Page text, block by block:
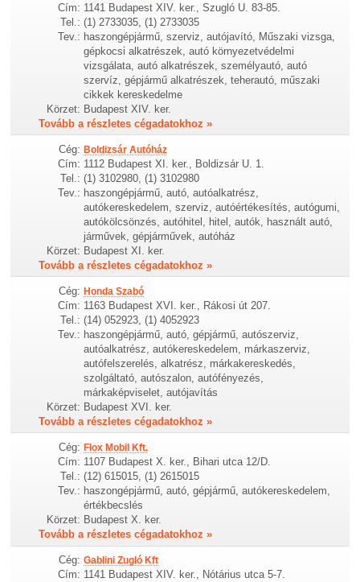
Cím: 1141 Budapest XIV. ker., Szugló U. 83-85.
Tel.: (1) 2733035, (1) 2733035
Tev.: haszongépjármű, szerviz, autójavító, Műszaki vizsga,
gépkocsi alkatrészek, autó környezetvédelmi
vizsgálata, autó alkatrészek, személyautó, autó
szervíz, gépjármű alkatrészek, teherautó, műszaki
cikkek kereskedelme
Körzet: Budapest XIV. ker.
Tovább a részletes cégadatokhoz »
Cég: Boldizsár Autóház
Cím: 1112 Budapest XI. ker., Boldizsár U. 1.
Tel.: (1) 3102980, (1) 3102980
Tev.: haszongépjármű, autó, autóalkatrész,
autókereskedelem, szerviz, autóértékesítés, autógumi,
autókölcsönzés, autóhitel, hitel, autók, használt autó,
járművek, gépjárművek, autóház
Körzet: Budapest XI. ker.
Tovább a részletes cégadatokhoz »
Cég: Honda Szabó
Cím: 1163 Budapest XVI. ker., Rákosi út 207.
Tel.: (14) 052923, (1) 4052923
Tev.: haszongépjármű, autó, gépjármű, autószerviz,
autóalkatrész, autókereskedelem, márkaszerviz,
autófelszerelés, alkatrész, márkakereskedés,
szolgáltató, autószalon, autófényezés,
márkaképviselet, autójavítás
Körzet: Budapest XVI. ker.
Tovább a részletes cégadatokhoz »
Cég: Flox Mobil Kft.
Cím: 1107 Budapest X. ker., Bihari utca 12/D.
Tel.: (12) 615015, (1) 2615015
Tev.: haszongépjármű, autó, gépjármű, autókereskedelem,
értékbecslés
Körzet: Budapest X. ker.
Tovább a részletes cégadatokhoz »
Cég: Gablini Zugló Kft
Cím: 1141 Budapest XIV. ker., Nótárius utca 5-7.